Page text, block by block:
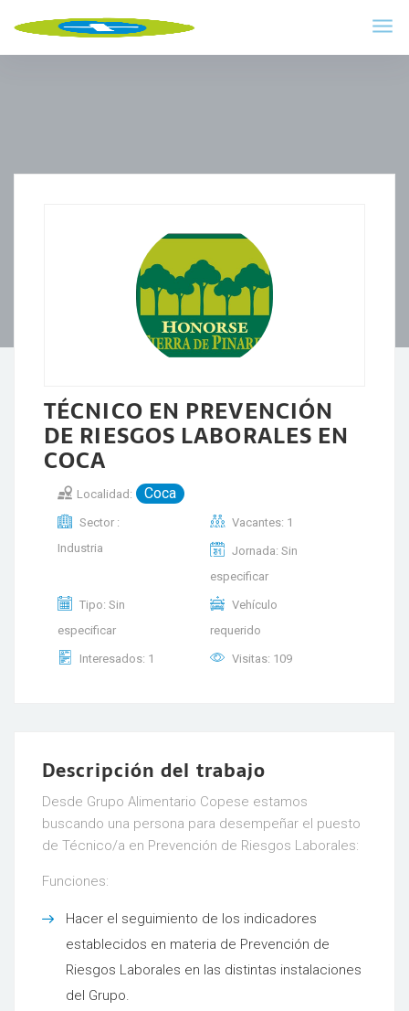
TÉCNICO EN PREVENCIÓN
DE RIESGOS LABORALES EN
COCA
Localidad: Coca
Sector :
Industria
Vacantes: 1
Jornada: Sin
especificar
Tipo: Sin
especificar
Vehículo
requerido
Interesados: 1 Visitas: 109
Descripción del trabajo
Desde Grupo Alimentario Copese estamos
buscando una persona para desempeñar el puesto
de Técnico/a en Prevención de Riesgos Laborales:
Funciones:
Hacer el seguimiento de los indicadores
establecidos en materia de Prevención de
Riesgos Laborales en las distintas instalaciones
del Grupo.